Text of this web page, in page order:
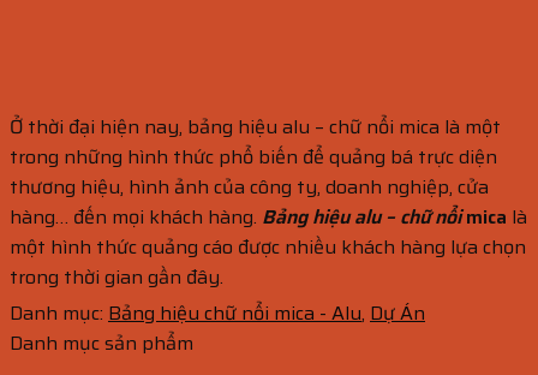
Ở thời đại hiện nay, bảng hiệu alu – chữ nổi mica là một
trong những hình thức phổ biến để quảng bá trực diện
thương hiệu, hình ảnh của công ty, doanh nghiệp, cửa
hàng… đến mọi khách hàng. Bảng hiệu alu – chữ nổi mica là
một hình thức quảng cáo được nhiều khách hàng lựa chọn
trong thời gian gần đây.
Danh mục: Bảng hiệu chữ nổi mica - Alu, Dự Án
Danh mục sản phẩm